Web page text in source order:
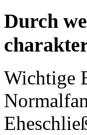
Durch
Wichtige